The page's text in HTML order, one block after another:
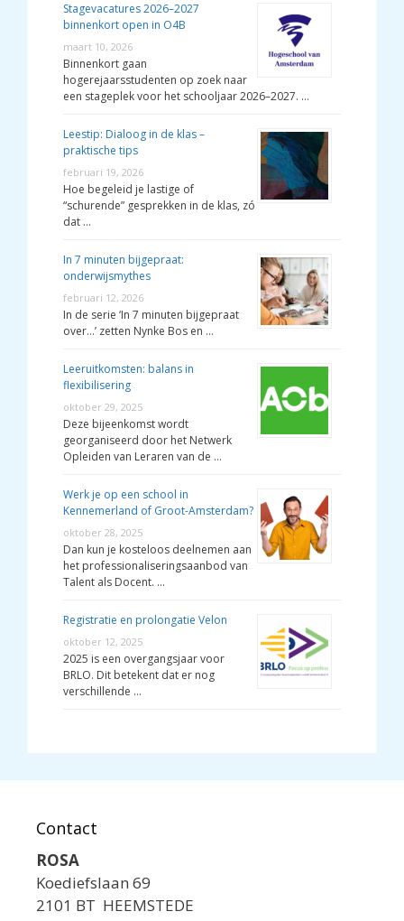
Stagevacatures 2026–2027
binnenkort open in O4B
maart 10, 2026
Binnenkort gaan
hogerejaarsstudenten op zoek naar
een stageplek voor het schooljaar 2026–2027. …
Leestip: Dialoog in de klas –
praktische tips
februari 19, 2026
Hoe begeleid je lastige of
“schurende” gesprekken in de klas, zó
dat …
In 7 minuten bijgepraat:
onderwijsmythes
februari 12, 2026
In de serie ‘In 7 minuten bijgepraat
over…’ zetten Nynke Bos en …
Leeruitkomsten: balans in
flexibilisering
oktober 29, 2025
Deze bijeenkomst wordt
georganiseerd door het Netwerk
Opleiden van Leraren van de …
Werk je op een school in
Kennemerland of Groot-Amsterdam?
oktober 28, 2025
Dan kun je kosteloos deelnemen aan
het professionaliseringsaanbod van
Talent als Docent. …
Registratie en prolongatie Velon
oktober 12, 2025
2025 is een overgangsjaar voor
BRLO. Dit betekent dat er nog
verschillende …
Contact
ROSA
Koediefslaan 69
2101 BT HEEMSTEDE